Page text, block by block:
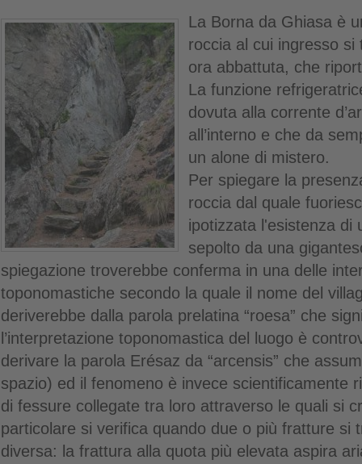
La Borna da Ghiasa è
roccia al cui ingresso
ora abbattuta, che
La funzione
dovuta alla corrente
all’interno e che da
un alone di mistero.
Per spiegare la
roccia dal quale
ipotizzata l'esistenza di
sepolto da una
spiegazione troverebbe conferma in una delle
toponomastiche secondo la quale il nome del
deriverebbe dalla parola prelatina “roesa” che
l’interpretazione toponomastica del luogo è
derivare la parola Erésaz da “arcensis” che
spazio) ed il fenomeno è invece scientificamente
di fessure collegate tra loro attraverso le quali si
particolare si verifica quando due o più fratture si
diversa: la frattura alla quota più elevata aspira